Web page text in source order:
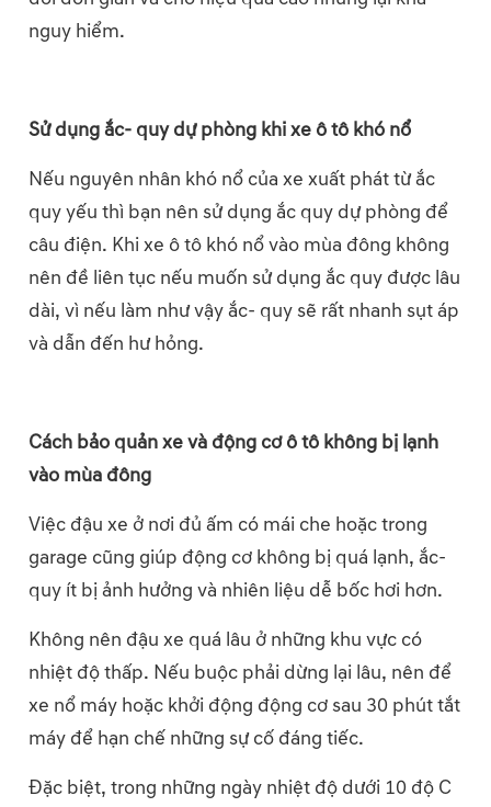
nguy hiểm.
Sử dụng ắc- quy dự phòng khi xe ô tô khó nổ
Nếu nguyên nhân khó nổ của xe xuất phát từ ắc
quy yếu thì bạn nên sử dụng ắc quy dự phòng để
câu điện. Khi xe ô tô khó nổ vào mùa đông không
nên đề liên tục nếu muốn sử dụng ắc quy được lâu
dài, vì nếu làm như vậy ắc- quy sẽ rất nhanh sụt áp
và dẫn đến hư hỏng.
Cách bảo quản xe và động cơ ô tô không bị lạnh
vào mùa đông
Việc đậu xe ở nơi đủ ấm có mái che hoặc trong
garage cũng giúp động cơ không bị quá lạnh, ắc-
quy ít bị ảnh hưởng và nhiên liệu dễ bốc hơi hơn.
Không nên đậu xe quá lâu ở những khu vực có
nhiệt độ thấp. Nếu buộc phải dừng lại lâu, nên để
xe nổ máy hoặc khởi động động cơ sau 30 phút tắt
máy để hạn chế những sự cố đáng tiếc.
Đặc biệt, trong những ngày nhiệt độ dưới 10 độ C